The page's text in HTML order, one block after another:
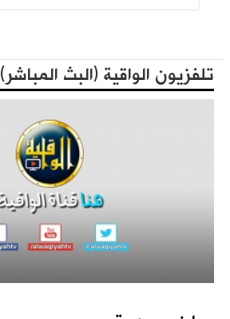
تلفزيون الواقية (البث المباشر)
المكتبة الثقافية
كتاب - فعاليات الذكرى المئوية لهدم الخلافة 1442هـ